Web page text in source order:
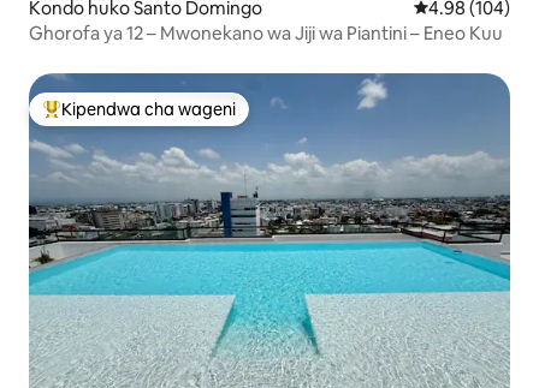
Kondo huko Santo Domingo Ukadiriaji wa
4.98 (104)
Ghorofa ya 12 – Mwonekano wa Jiji wa Piantini – Eneo Kuu
Kipendwa maarufu cha wageni
Kipendwa cha wageni